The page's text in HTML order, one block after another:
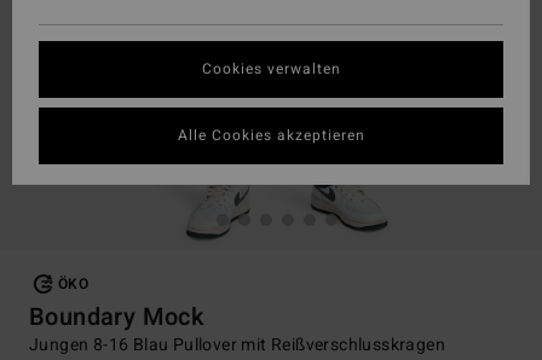
ÖKO
Boundary Mock
Jungen 8-16 Blau Pullover mit Reißverschlusskragen
Cookies verwalten
Alle Cookies akzeptieren